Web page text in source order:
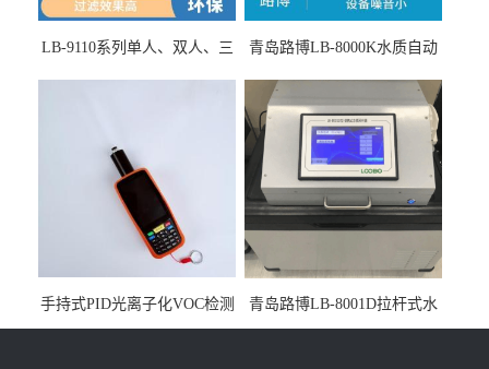
LB-9110系列单人、双人、三
青岛路博LB-8000K水质自动
手持式PID光离子化VOC检测
仪（挥发性有机物设备）
青岛路博LB-8001D拉杆式水
质采样器